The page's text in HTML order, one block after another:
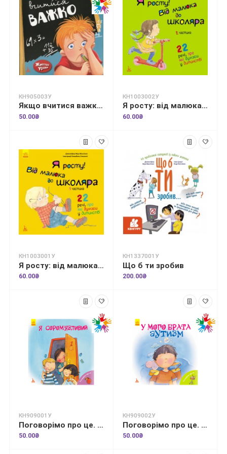
КН905003У
Якщо вчитися важко. Життєві уроки
50.00₴
КН1003002У
Я росту: від малюка до школяра. Частина 2
60.00₴
КН1003001У
Я росту: від малюка до школяра. Частина 1
60.00₴
КН1337001У
Що б ти зробив
200.00₴
КН909001У
Поговорімо про це. Я сором'язливий
50.00₴
КН909002У
Поговорімо про це. У мого брата аутизм
50.00₴